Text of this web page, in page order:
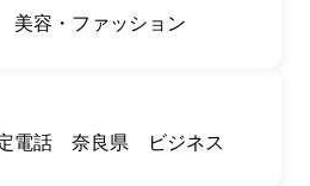
美容・ファッション
電話 奈良県 ビジネス